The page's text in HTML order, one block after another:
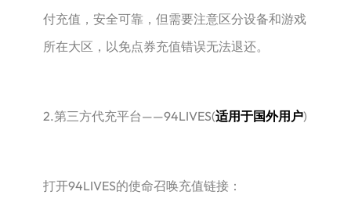
付充值，安全可靠，但需要注意区分设备和游戏
所在大区，以免点券充值错误无法退还。
2.第三方代充平台——94LIVES(适用于国外用户)
‌打开94LIVES的使命召唤充值链接：